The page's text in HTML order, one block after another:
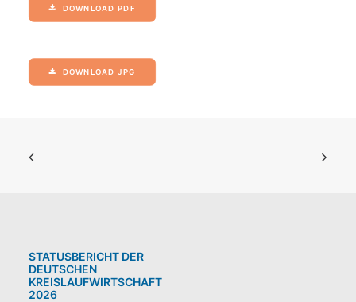
DOWNLOAD PDF
DOWNLOAD JPG
STATUSBERICHT DER
DEUTSCHEN
KREISLAUFWIRTSCHAFT
2026